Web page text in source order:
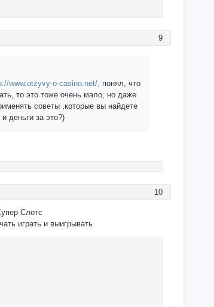
9
www.otzyvy-o-casino.net/, понял, что
то это тоже очень мало, но даже
советы ,которые вы найдете
деньги за это?)
10
Слотс
играть и выигрывать